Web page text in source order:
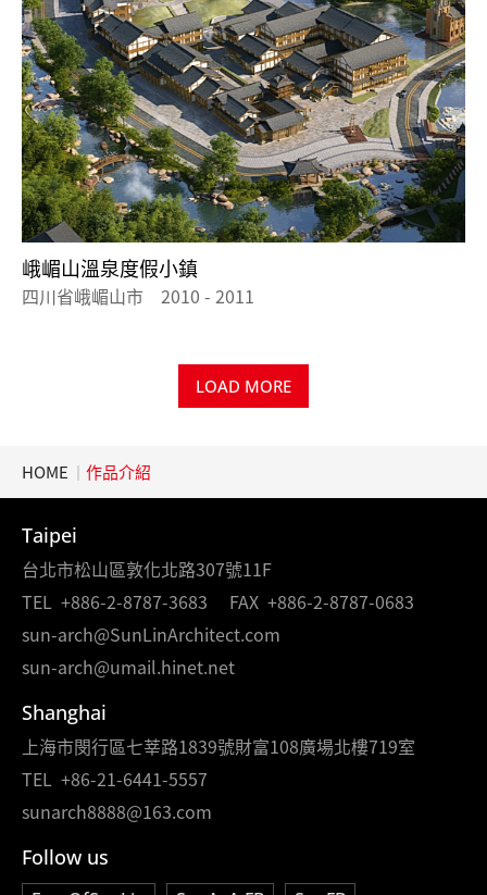
峨嵋山溫泉度假小鎮
四川省峨嵋山市 2010 - 2011
LOAD MORE
HOME 作品介紹
Taipei
台北市松山區敦化北路307號11F
TEL +886-2-8787-3683 FAX +886-2-8787-0683
sun-arch@SunLinArchitect.com
sun-arch@umail.hinet.net
Shanghai
上海市閔行區七莘路1839號財富108廣場北樓719室
TEL +86-21-6441-5557
sunarch8888@163.com
Follow us